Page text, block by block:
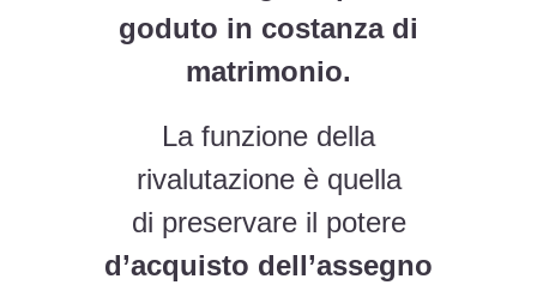
goduto in costanza di
matrimonio.
La funzione della
rivalutazione è quella
di preservare il potere
d’acquisto dell’assegno